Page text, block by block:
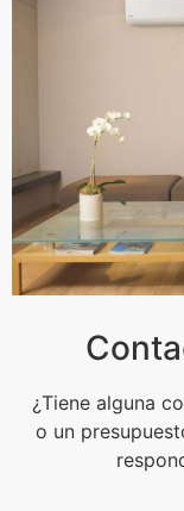
¿Tiene alguna
o un